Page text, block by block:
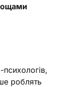
психологів,
роблять